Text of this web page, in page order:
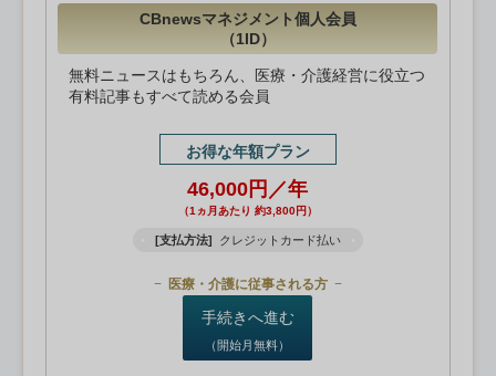
CBnewsマネジメント個人会員
（1ID）
無料ニュースはもちろん、医療・介護経営に役立つ
有料記事もすべて読める会員
お得な年額プラン
46,000円／年
（1ヵ月あたり 約3,800円）
[支払方法] クレジットカード払い
医療・介護に従事される方
手続きへ進む
（開始月無料）